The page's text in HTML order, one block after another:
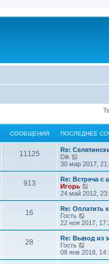
СООБЩЕНИЯ ПОСЛЕДНЕЕ
11125
Re:
Dik
е
р
е
т
п
о
с
е
д
н
е
30 мар 2017,
913
Re: Встреча с
Игорь
е
р
е
т
п
о
с
24 май 2012,
16
Re: Оплатить
Гость
е
р
е
т
22 ноя 2017,
28
Re: Вывод из
Гость
е
р
08 янв 2018,